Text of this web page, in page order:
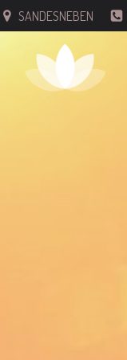
SANDESNEBEN